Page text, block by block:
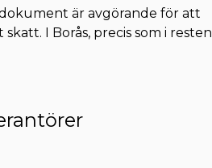
är avgörande för att
I Borås, precis som i resten